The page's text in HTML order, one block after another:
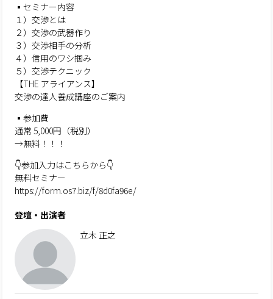
▪️セミナー内容
１）交渉とは
２）交渉の武器作り
３）交渉相手の分析
４）信用のワシ掴み
５）交渉テクニック
【THE アライアンス】
交渉の達人養成講座のご案内
▪️参加費
通常 5,000円（税別）
→無料！！！
👇参加入力はこちらから👇
無料セミナー
https://form.os7.biz/f/8d0fa96e/
登壇・出演者
立木 正之